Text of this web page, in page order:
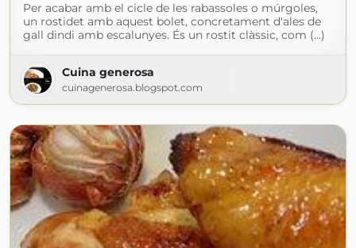
Per acabar amb el cicle de les rabassoles o múrgoles,
un rostidet amb aquest bolet, concretament d'ales de
gall dindi amb escalunyes. És un rostit clàssic, com (...)
Cuina generosa
cuinagenerosa.blogspot.com